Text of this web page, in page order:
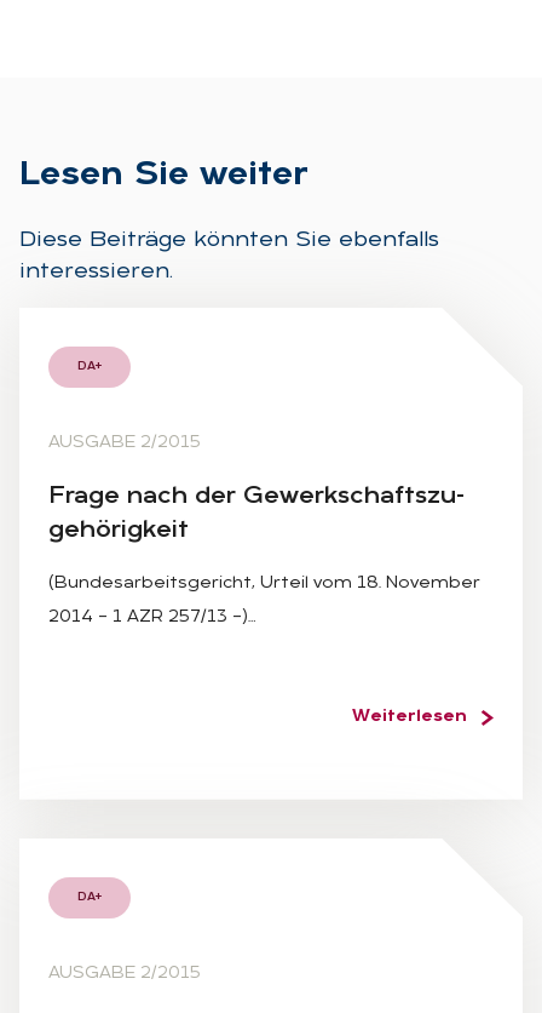
Le­sen Sie wei­ter
Diese Beiträge könnten Sie ebenfalls
interessieren.
DA+
AUSGABE 2/2015
Fra­ge nach der Ge­werk­schafts­zu­
ge­hö­rig­keit
(Bundesarbeitsgericht, Urteil vom 18. November
2014 – 1 AZR 257/13 –)…
Weiterlesen
DA+
AUSGABE 2/2015